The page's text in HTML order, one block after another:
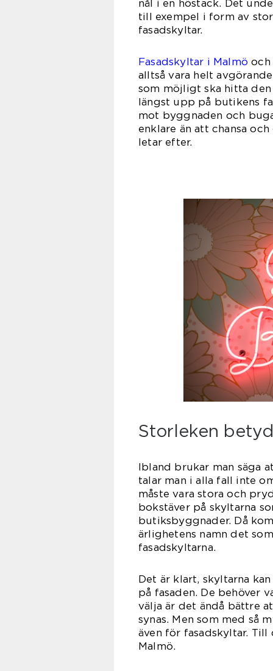
nål i en höstack. Det
till exempel i form av
Fasadskyltar i Malmö och
alltså vara helt
som möjligt ska hitta
längst upp på butikens
mot byggnaden och
enklare än att chansa
Storleken
Ibland brukar man säga
talar man i alla fall inte
måste vara stora och
bokstäver på skyltarna
butiksbyggnader. Då
ärlighetens namn det
Det är klart, skyltarna
på fasaden. De behöver
välja är det ändå bättre
synas. Men som med så
även för fasadskyltar.